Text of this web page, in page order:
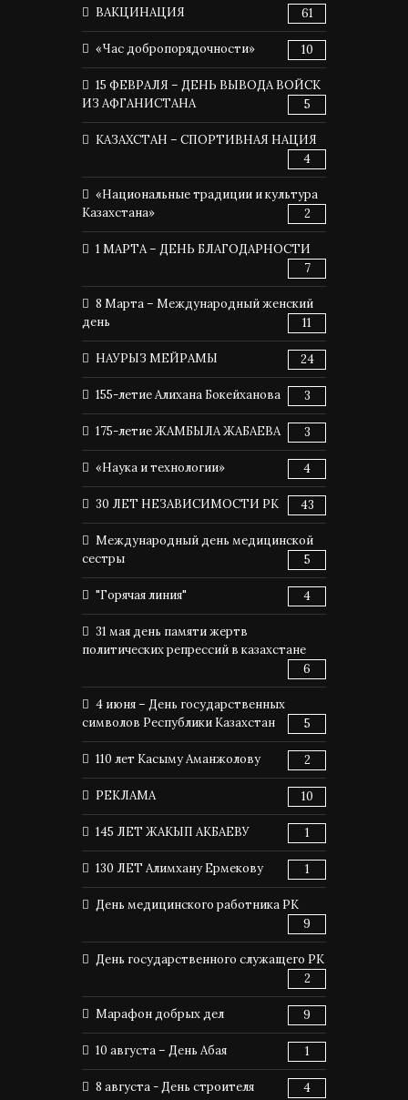
ВАКЦИНАЦИЯ 61
«Час добропорядочности» 10
15 ФЕВРАЛЯ – ДЕНЬ ВЫВОДА ВОЙСК
ИЗ АФГАНИСТАНА
5
КАЗАХСТАН – СПОРТИВНАЯ НАЦИЯ
4
«Национальные традиции и культура
Казахстана»
2
1 МАРТА – ДЕНЬ БЛАГОДАРНОСТИ
7
8 Марта – Международный женский
день
11
НАУРЫЗ МЕЙРАМЫ 24
155-летие Алихана Бокейханова 3
175-летие ЖАМБЫЛА ЖАБАЕВА 3
«Наука и технологии» 4
30 ЛЕТ НЕЗАВИСИМОСТИ РК 43
Международный день медицинской
сестры
5
"Горячая линия" 4
31 мая день памяти жертв
политических репрессий в казахстане
6
4 июня – День государственных
символов Республики Казахстан
5
110 лет Касыму Аманжолову 2
РЕКЛАМА 10
145 ЛЕТ ЖАКЫП АКБАЕВУ 1
130 ЛЕТ Алимхану Ермекову 1
День медицинского работника РК
9
День государственного служащего РК
2
Марафон добрых дел 9
10 августа – День Абая 1
8 августа - День строителя 4